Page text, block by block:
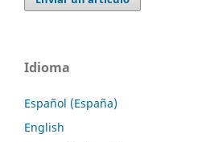
Idioma
Español (España)
English